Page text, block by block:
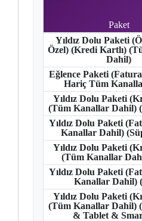
Paket
Yıldız Dolu Paketi
Özel) (Kredi Kartlı)
Dahil)
Eğlence Paketi
Hariç Tüm
Yıldız Dolu Paketi
(Tüm Kanallar Dahil)
Yıldız Dolu Paketi
Kanallar Dahil)
Yıldız Dolu Paketi
(Tüm Kanallar
Yıldız Dolu Paketi
Kanallar Dahil)
Yıldız Dolu Paketi
(Tüm Kanallar Dahil)
& Tablet &